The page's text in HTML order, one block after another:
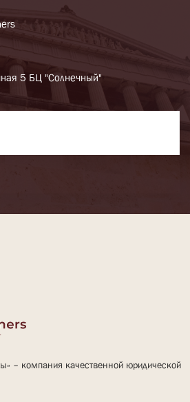
5 БЦ "Солнечный"
– компания качественной юридической